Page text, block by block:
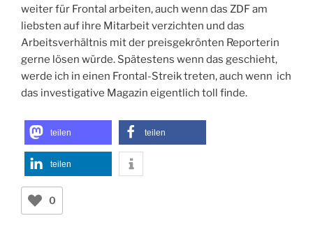
weiter für Frontal arbeiten, auch wenn das ZDF am
liebsten auf ihre Mitarbeit verzichten und das
Arbeitsverhältnis mit der preisgekrönten Reporterin
gerne lösen würde. Spätestens wenn das geschieht,
werde ich in einen Frontal-Streik treten, auch wenn ich
das investigative Magazin eigentlich toll finde.
teilen teilen
teilen
0